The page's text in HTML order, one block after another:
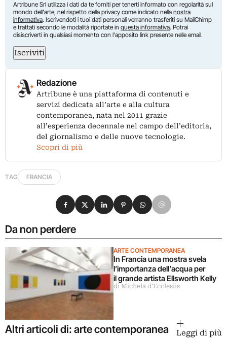
Artribune Srl utilizza i dati da te forniti per tenerti informato con regolarità sul
mondo dell'arte, nel rispetto della privacy come indicato nella nostra
informativa. Iscrivendoti i tuoi dati personali verranno trasferiti su MailChimp
e trattati secondo le modalità riportate in questa informativa. Potrai
disiscriverti in qualsiasi momento con l'apposito link presente nelle email.
Iscriviti
Redazione
Artribune è una piattaforma di contenuti e
servizi dedicata all’arte e alla cultura
contemporanea, nata nel 2011 grazie
all’esperienza decennale nel campo dell’editoria,
del giornalismo e delle nuove tecnologie.
Scopri di più
TAG FRANCIA
Da non perdere
ARTE CONTEMPORANEA
In Francia una mostra svela
l’importanza dell’acqua per
il grande artista Ellsworth Kelly
di Michela d'Ecclesiis
Condividi su Facebook
Condividi su X
Condividi su LinkedIn
Condividi su Pinterest
Condividi su WhatsApp
Condividi su Email
Altri articoli di: arte contemporanea Leggi di più